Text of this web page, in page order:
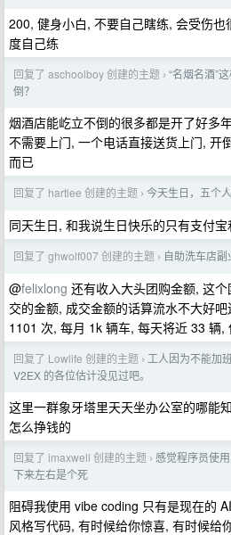
200, 健身小白, 不要自己瞎练, 会受伤
度自己练
回复了 aschoolboy 创建的主题 › “名烟名酒”
倒？
烟酒店能屹立不倒的很多都是开了好多
不需要上门, 一个电话直接送货上门, 开
而已
回复了 hartlee 创建的主题 › 今天生日，五个
同天生日, 和我说生日快乐的只有支付
回复了 ghwolf007 创建的主题 › 自助洗车店副
@felixlong 还有收入大头团购金额, 这
交的金额, 成交金额的话算流水不大好
1101 次, 每月 1k 辆车, 每天将近 33 辆,
回复了 Lowlife 创建的主题 › 工人因为不能加
V2EX 的各位估计没见过吧。
这里一群象牙塔里天天坐办公室的哪能
怎么挣钱的
回复了 imaxwell 创建的主题 › 感觉程序员使
下来左右是个死
阻碍我使用 vibe coding 只有是现在的
风格写代码, 有时候给你惊喜, 有时候给